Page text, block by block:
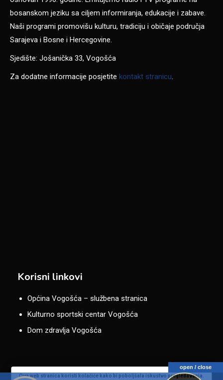
bosanskom jeziku sa ciljem informiranja, edukacije i zabave.
Naši programi promovišu kulturu, tradiciju i običaje područja
Sarajeva i Bosne i Hercegovine.
Sjedište: Jošanička 33, Vogošća
Za dodatne informacije posjetite kontakt stranicu.
Korisni linkovi
Općina Vogošća – službena stranica
Kulturno sportski centar Vogošća
Dom zdravlja Vogošća
Ova web stranica koristi kolačiće kako bi poboljšala iskustvo pregledavanja.
open / close